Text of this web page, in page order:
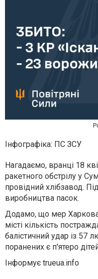
Інфографіка: ПС ЗСУ
Нагадаємо, вранці 18
ракетного обстрілу у
провідний хлібзавод.
виробництва пасок.
Додамо, що мер
місті кількість
балістичний удар із 57
поранених є п'ятеро
Інформує trueua.info